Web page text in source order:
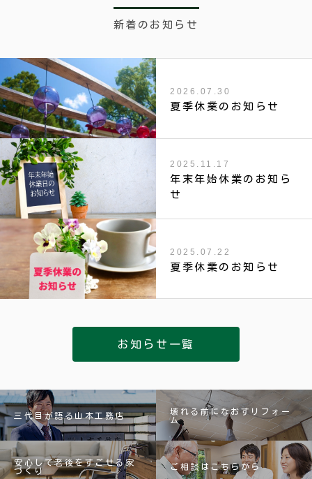
新着のお知らせ
2026.07.30
夏季休業のお知らせ
2025.11.17
年末年始休業のお知ら
せ
2025.07.22
夏季休業のお知らせ
お知らせ一覧
三代目が語る山本工務店
壊れる前になおすリフォー
ム
安心して老後をすごせる家
づくり
ご相談はこちらから